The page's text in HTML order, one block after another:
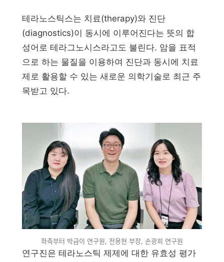
테라노스틱스는 치료(therapy)와 진단
(diagnostics)이 동시에 이루어진다는 뜻의 합
성어로 테라그노시스라고도 불린다. 암을 표적
으로 하는 물질을 이용하여 진단과 동시에 치료
제로 활용할 수 있는 새로운 의학기술로 최근 주
목받고 있다.
좌측부터 박금이 연구원, 전용현 부장, 손광희 연구원
연구진은 테라노스틱 제제에 대한 유효성 평가